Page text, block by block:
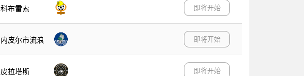
科布雷索 即将开始
内皮尔市流浪 即将开始
皮拉塔斯 即将开始